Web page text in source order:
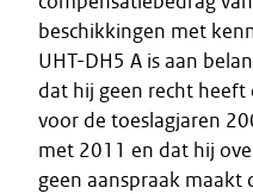
beschikkingen met
UHT-DH5 A is aan
dat hij geen recht
voor de toeslagjaren
met 2011 en dat hij
geen aanspraak maakt